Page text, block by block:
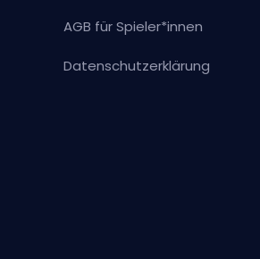
AGB für Spieler*innen
Datenschutzerklärung